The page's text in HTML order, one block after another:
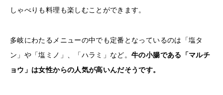
しゃべりも料理も楽しむことができます。
多岐にわたるメニューの中でも定番となっているのは「塩タ
ン」や「塩ミノ」、「ハラミ」など。牛の小腸である「マルチ
ョウ」は女性からの人気が高いんだそうです。